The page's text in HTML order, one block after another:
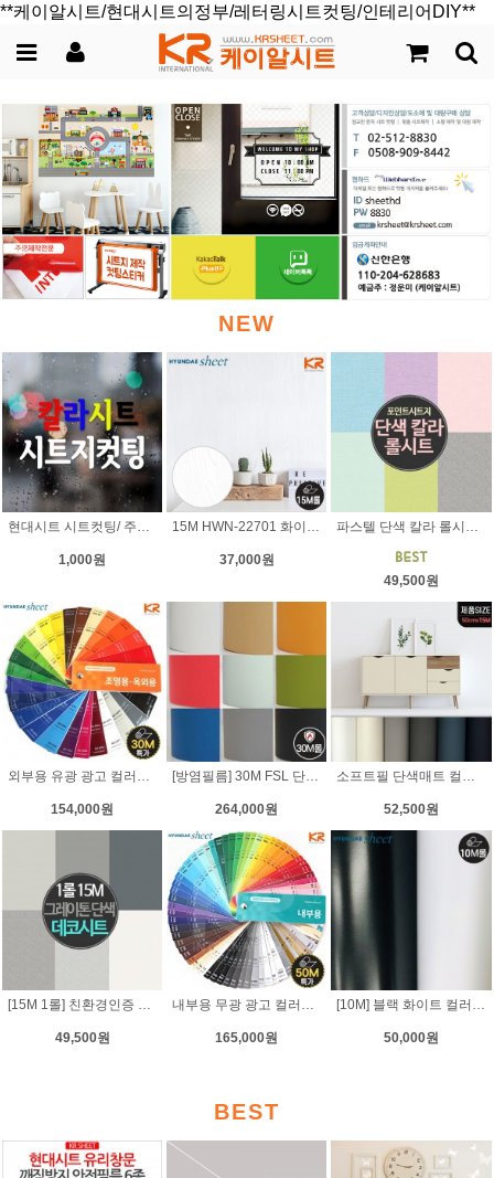
**케이알시트/현대시트의정부/레터링시트컷팅/인테리어DIY**
NEW
1,000원 37,000원
49,500원
외부용 유광 광고 컬러시트지 30M 롤
154,000원
[방염필름] 30M FSL 단색 컬러 16종
264,000원
소프트필 단색매트 컬러시트지 (폭)50cm x 15M
52,500원
[15M 1롤] 친환경인증 단색 칼라 데코시트
49,500원
내부용 무광 광고 컬러시트지 50M 롤
165,000원
[10M] 블랙 화이트 컬러 광고 사인 시트지
50,000원
BEST